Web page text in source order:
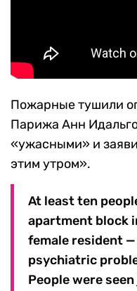
Пожарные тушили
Парижа Анн
«ужасными» и
этим утром».
At least ten
apartment block
female resident
psychiatric
People were